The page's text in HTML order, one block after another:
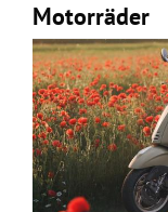
Motorräder